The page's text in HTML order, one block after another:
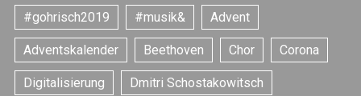
#gohrisch2019 #musik& Advent
Adventskalender Beethoven Chor Corona
Digitalisierung Dmitri Schostakowitsch